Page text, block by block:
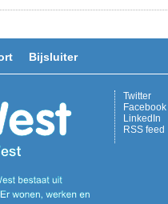
Bijsluiter
Twitter
Facebook
LinkedIn
RSS feed